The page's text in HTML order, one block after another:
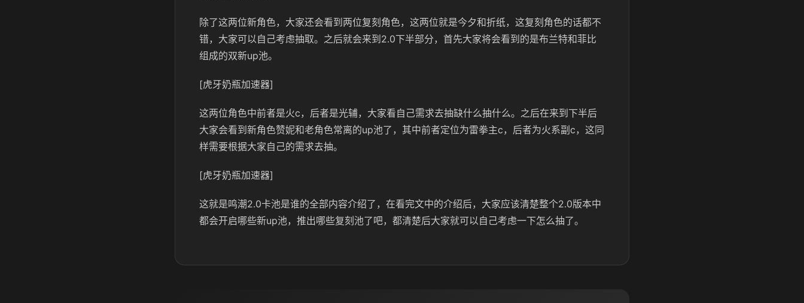
除了这两位新角色，大家还会看到两位复刻角色，这两位就是今夕和折纸，这复刻角色的话都不
错，大家可以自己考虑抽取。之后就会来到2.0下半部分，首先大家将会看到的是布兰特和菲比
组成的双新up池。
[虎牙奶瓶加速器]
这两位角色中前者是火c，后者是光辅，大家看自己需求去抽缺什么抽什么。之后在来到下半后
大家会看到新角色赞妮和老角色常离的up池了，其中前者定位为雷拳主c，后者为火系副c，这同
样需要根据大家自己的需求去抽。
[虎牙奶瓶加速器]
这就是鸣潮2.0卡池是谁的全部内容介绍了，在看完文中的介绍后，大家应该清楚整个2.0版本中
都会开启哪些新up池，推出哪些复刻池了吧，都清楚后大家就可以自己考虑一下怎么抽了。